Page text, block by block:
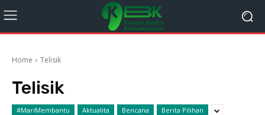
Home Telisik
Telisik
#MariMembantu Aktualita Bencana Berita Pilihan